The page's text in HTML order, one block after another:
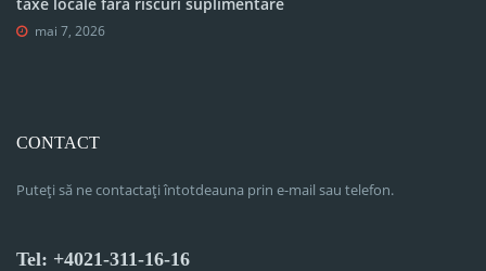
mai 7, 2026
CONTACT
Puteți să ne contactați întotdeauna prin e-mail sau telefon.
Tel: +4021-311-16-16